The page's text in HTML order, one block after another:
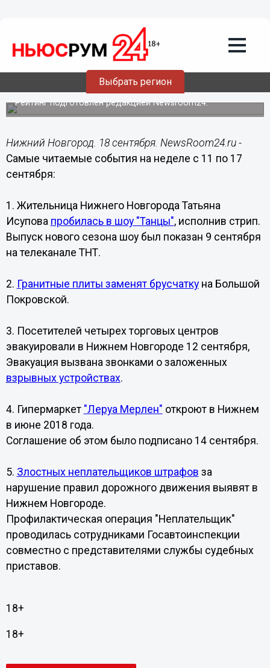
Выбрать регион
18.09.201707:00
Опубликован топ-5 самых интересных
событий минувшей недели
Рейтинг подготовлен редакцией Newsroom24.
Нижний Новгород. 18 сентября. NewsRoom24.ru -
Самые читаемые события на неделе с 11 по 17
сентября:
1. Жительница Нижнего Новгорода Татьяна
Исупова пробилась в шоу "Танцы", исполнив стрип.
Выпуск нового сезона шоу был показан 9 сентября
на телеканале ТНТ.
2. Гранитные плиты заменят брусчаткуна Большой
Покровской.
3. Посетителей четырех торговых центров
эвакуировали в Нижнем Новгороде 12 сентября,
Эвакуация вызвана звонками о заложенных
взрывных устройствах.
4. Гипермаркет "Леруа Мерлен" откроют в Нижнем
в июне 2018 года.
Соглашение об этом было подписано 14 сентября.
5. Злостных неплательщиков штрафов за
нарушение правил дорожного движения выявят в
Нижнем Новгороде.
Профилактическая операция "Неплательщик"
проводилась сотрудниками Госавтоинспекции
совместно с представителями службы судебных
приставов.
18+
18+